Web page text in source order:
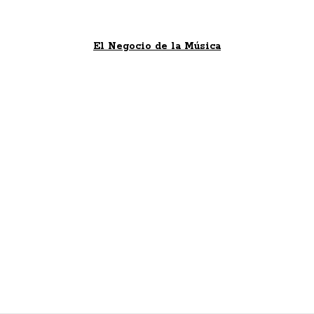
El Negocio de la Música